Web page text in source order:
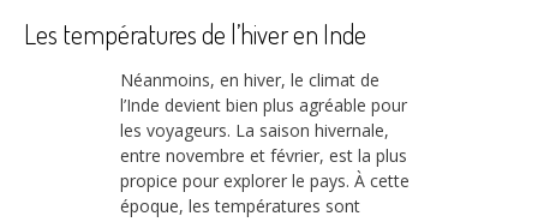
Les températures de l’hiver en Inde
Néanmoins, en hiver, le climat de
l’Inde devient bien plus agréable pour
les voyageurs. La saison hivernale,
entre novembre et février, est la plus
propice pour explorer le pays. À cette
époque, les températures sont